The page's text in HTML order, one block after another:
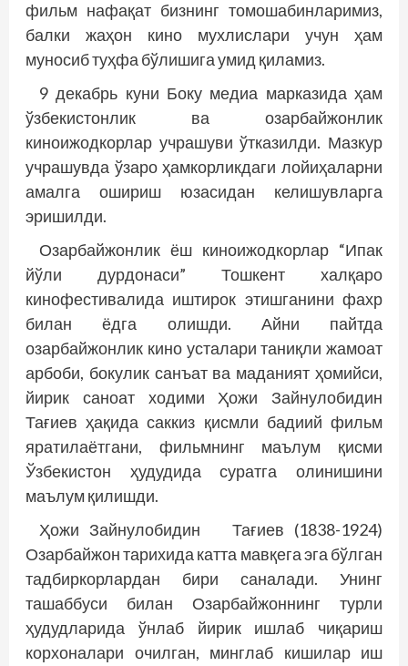
фильм нафақат бизнинг томошабинларимиз,
балки жаҳон кино мухлислари учун ҳам
муносиб туҳфа бўлишига умид қиламиз.
9 декабрь куни Боку медиа марказида ҳам
ўзбекистонлик ва озарбайжонлик
киноижодкорлар учрашуви ўтказилди. Мазкур
учрашувда ўзаро ҳамкорликдаги лойиҳаларни
амалга ошириш юзасидан келишувларга
эришилди.
Озарбайжонлик ёш киноижодкорлар “Ипак
йўли дурдонаси” Тошкент халқаро
кинофестивалида иштирок этишганини фахр
билан ёдга олишди. Айни пайтда
озарбайжонлик кино усталари таниқли жамоат
арбоби, бокулик санъат ва маданият ҳомийси,
йирик саноат ходими Ҳожи Зайнулобидин
Тағиев ҳақида саккиз қисмли бадиий фильм
яратилаётгани, фильмнинг маълум қисми
Ўзбекистон ҳудудида суратга олинишини
маълум қилишди.
Ҳожи Зайнулобидин Тағиев (1838-1924)
Озарбайжон тарихида катта мавқега эга бўлган
тадбиркорлардан бири саналади. Унинг
ташаббуси билан Озарбайжоннинг турли
ҳудудларида ўнлаб йирик ишлаб чиқариш
корхоналари очилган, минглаб кишилар иш